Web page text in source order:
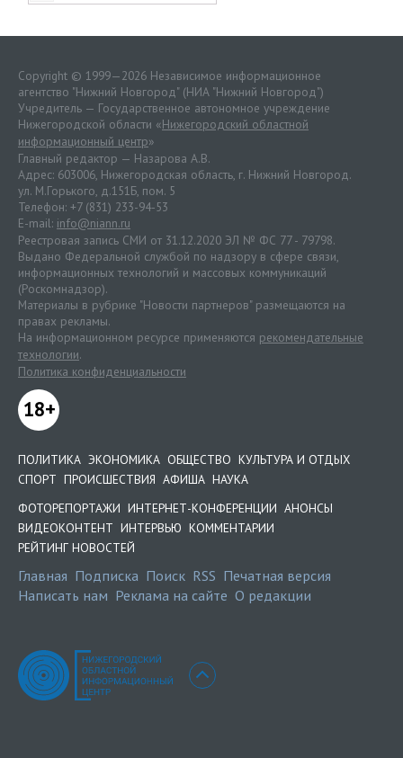
Copyright © 1999—2026 Независимое информационное
агентство "Нижний Новгород" (НИА "Нижний Новгород")
Учредитель — Государственное автономное учреждение
Нижегородской области «Нижегородский областной
информационный центр»
Главный редактор — Назарова А.В.
Адрес: 603006, Нижегородская область, г. Нижний Новгород.
ул. М.Горького, д.151Б, пом. 5
Телефон: +7 (831) 233-94-53
E-mail: info@niann.ru
Реестровая запись СМИ от 31.12.2020 ЭЛ № ФС 77 - 79798.
Выдано Федеральной службой по надзору в сфере связи,
информационных технологий и массовых коммуникаций
(Роскомнадзор).
Материалы в рубрике "Новости партнеров" размещаются на
правах рекламы.
На информационном ресурсе применяются рекомендательные
технологии.
Политика конфиденциальности
18+
ПОЛИТИКА ЭКОНОМИКА ОБЩЕСТВО КУЛЬТУРА И ОТДЫХ
СПОРТ ПРОИСШЕСТВИЯ АФИША НАУКА
ФОТОРЕПОРТАЖИ ИНТЕРНЕТ-КОНФЕРЕНЦИИ АНОНСЫ
ВИДЕОКОНТЕНТ ИНТЕРВЬЮ КОММЕНТАРИИ
РЕЙТИНГ НОВОСТЕЙ
Главная Подписка Поиск RSS Печатная версия
Написать нам Реклама на сайте О редакции